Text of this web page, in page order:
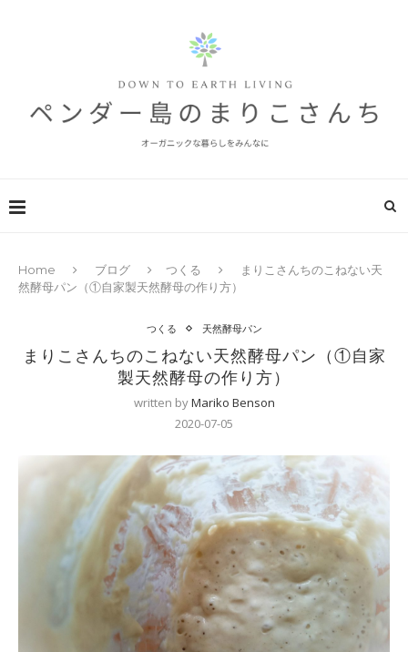
Home ブログ つくる
まりこさんちのこねない天
然酵母パン（①自家製天然酵母の作り方）
つくる 天然酵母パン
まりこさんちのこねない天然酵母パン（①自家
製天然酵母の作り方）
written byMariko Benson
2020-07-05